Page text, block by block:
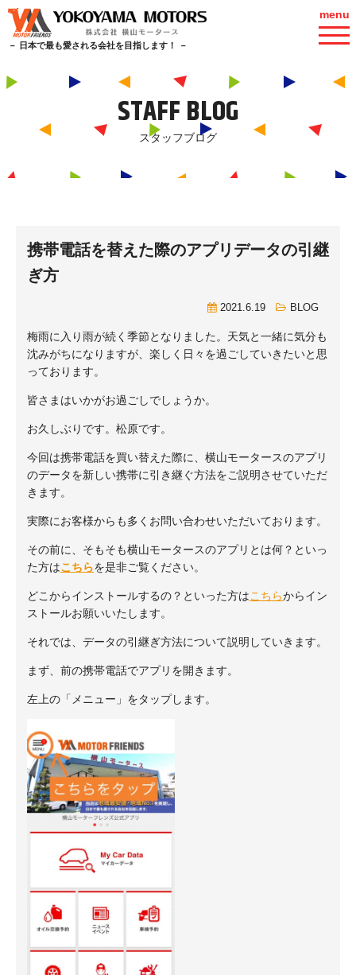
－ 日本で最も愛される会社を目指します！ －
menu
STAFF BLOG
スタッフブログ
携帯電話を替えた際のアプリデータの引継
ぎ方
2021.6.19 BLOG
梅雨に入り雨が続く季節となりました。天気と一緒に気分も
沈みがちになりますが、楽しく日々を過ごしていきたいと思
っております。
皆さまはいかがお過ごしでしょうか。
お久しぶりです。松原です。
今回は携帯電話を買い替えた際に、横山モータースのアプリ
のデータを新しい携帯に引き継ぐ方法をご説明させていただ
きます。
実際にお客様からも多くお問い合わせいただいております。
その前に、そもそも横山モータースのアプリとは何？といっ
た方はこちらを是非ご覧ください。
どこからインストールするの？といった方はこちらからイン
ストールお願いいたします。
それでは、データの引継ぎ方法について説明していきます。
まず、前の携帯電話でアプリを開きます。
左上の「メニュー」をタップします。